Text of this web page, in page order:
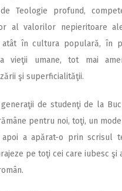
Teologie profund,
al valorilor nepieritoare
atât în cultura populară, în
vieţii umane, tot mai
şi superficialităţii.
de studenţi de la
pentru noi, toţi, un
a apărat-o prin scrisul
pe toţi cei care iubesc